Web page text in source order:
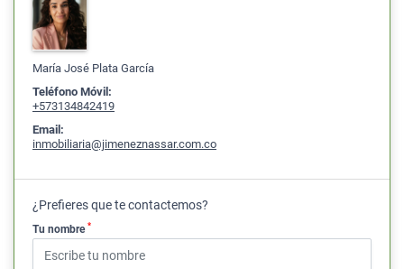
María José Plata García
Teléfono Móvil:
+573134842419
Email:
inmobiliaria@jimeneznassar.com.co
¿Prefieres que te contactemos?
Tu nombre *